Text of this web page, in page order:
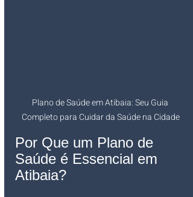
Plano de Saúde em Atibaia: Seu Guia
Completo para Cuidar da Saúde na Cidade
Por Que um Plano de
Saúde é Essencial em
Atibaia?